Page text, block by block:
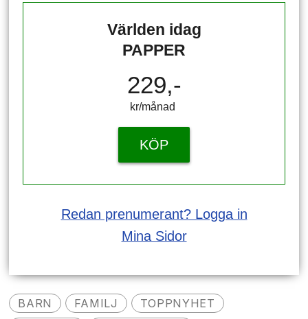
Världen idag
PAPPER
229,-
kr/månad ​​​​​​
KÖP
Redan prenumerant? Logga in
Mina Sidor
BARN FAMILJ
TOPPNYHET